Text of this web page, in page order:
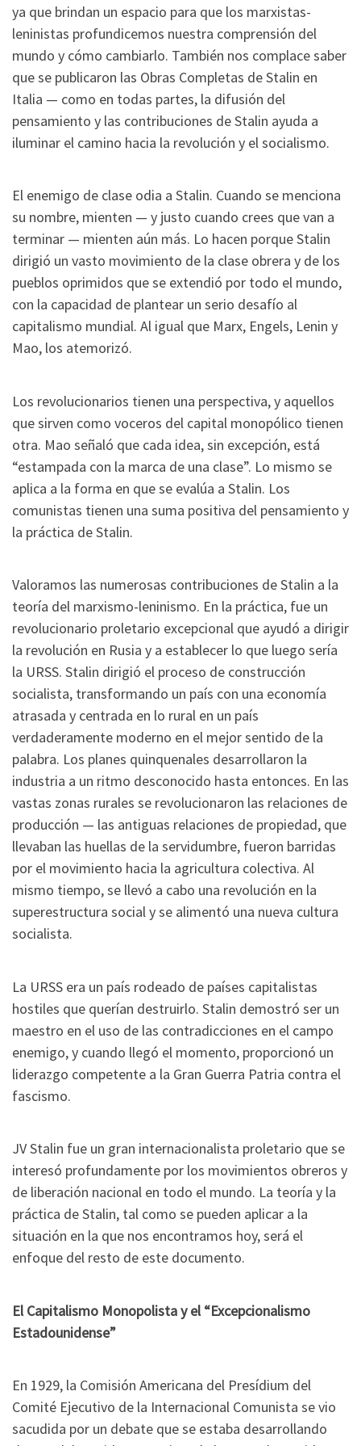
ya que brindan un espacio para que los marxistas-
leninistas profundicemos nuestra comprensión del
mundo y cómo cambiarlo. También nos complace saber
que se publicaron las Obras Completas de Stalin en
Italia — como en todas partes, la difusión del
pensamiento y las contribuciones de Stalin ayuda a
iluminar el camino hacia la revolución y el socialismo.
El enemigo de clase odia a Stalin. Cuando se menciona
su nombre, mienten — y justo cuando crees que van a
terminar — mienten aún más. Lo hacen porque Stalin
dirigió un vasto movimiento de la clase obrera y de los
pueblos oprimidos que se extendió por todo el mundo,
con la capacidad de plantear un serio desafío al
capitalismo mundial. Al igual que Marx, Engels, Lenin y
Mao, los atemorizó.
Los revolucionarios tienen una perspectiva, y aquellos
que sirven como voceros del capital monopólico tienen
otra. Mao señaló que cada idea, sin excepción, está
“estampada con la marca de una clase”. Lo mismo se
aplica a la forma en que se evalúa a Stalin. Los
comunistas tienen una suma positiva del pensamiento y
la práctica de Stalin.
Valoramos las numerosas contribuciones de Stalin a la
teoría del marxismo-leninismo. En la práctica, fue un
revolucionario proletario excepcional que ayudó a dirigir
la revolución en Rusia y a establecer lo que luego sería
la URSS. Stalin dirigió el proceso de construcción
socialista, transformando un país con una economía
atrasada y centrada en lo rural en un país
verdaderamente moderno en el mejor sentido de la
palabra. Los planes quinquenales desarrollaron la
industria a un ritmo desconocido hasta entonces. En las
vastas zonas rurales se revolucionaron las relaciones de
producción — las antiguas relaciones de propiedad, que
llevaban las huellas de la servidumbre, fueron barridas
por el movimiento hacia la agricultura colectiva. Al
mismo tiempo, se llevó a cabo una revolución en la
superestructura social y se alimentó una nueva cultura
socialista.
La URSS era un país rodeado de países capitalistas
hostiles que querían destruirlo. Stalin demostró ser un
maestro en el uso de las contradicciones en el campo
enemigo, y cuando llegó el momento, proporcionó un
liderazgo competente a la Gran Guerra Patria contra el
fascismo.
JV Stalin fue un gran internacionalista proletario que se
interesó profundamente por los movimientos obreros y
de liberación nacional en todo el mundo. La teoría y la
práctica de Stalin, tal como se pueden aplicar a la
situación en la que nos encontramos hoy, será el
enfoque del resto de este documento.
El Capitalismo Monopolista y el “Excepcionalismo
Estadounidense”
En 1929, la Comisión Americana del Presídium del
Comité Ejecutivo de la Internacional Comunista se vio
sacudida por un debate que se estaba desarrollando